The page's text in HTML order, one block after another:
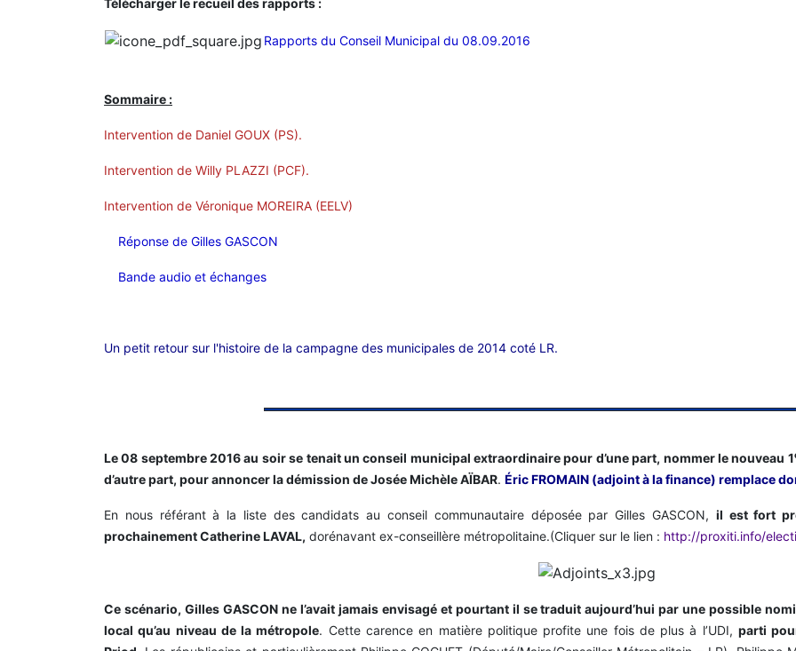
Télécharger le recueil des rapports :
Rapports du Conseil Municipal du 08.09.2016
Sommaire :
Intervention de Daniel GOUX (PS).
Intervention de Willy PLAZZI (PCF).
Intervention de Véronique MOREIRA (EELV)
Réponse de Gilles GASCON
Bande audio et échanges
Un petit retour sur l'histoire de la campagne des municipales de 2014 coté LR.
Le 08 septembre 2016 au soir se tenait un conseil municipal extraordinaire pour d’une part, nommer le nouveau 1
d’autre part, pour annoncer la démission de Josée Michèle AÏBAR. Éric FROMAIN (adjoint à la finance) remplace
En nous référant à la liste des candidats au conseil communautaire déposée par Gilles GASCON, il est fort
prochainement Catherine LAVAL, dorénavant ex-conseillère métropolitaine.(Cliquer sur le lien : http://proxiti.info/
Ce scénario, Gilles GASCON ne l’avait jamais envisagé et pourtant il se traduit aujourd’hui par une possible
local qu’au niveau de la métropole. Cette carence en matière politique profite une fois de plus à l’UDI,parti